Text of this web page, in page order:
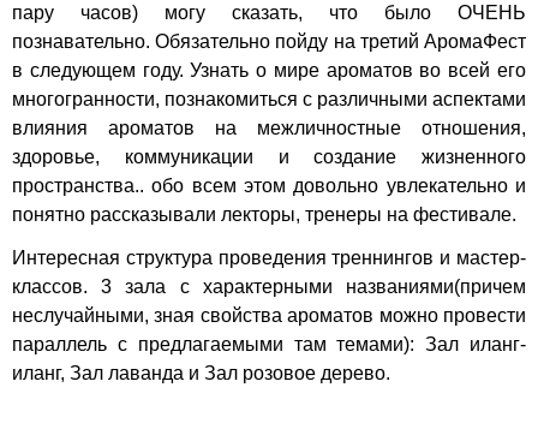
пару часов) могу сказать, что было ОЧЕНЬ
познавательно. Обязательно пойду на третий АромаФест
в следующем году. Узнать о мире ароматов во всей его
многогранности, познакомиться с различными аспектами
влияния ароматов на межличностные отношения,
здоровье, коммуникации и создание жизненного
пространства.. обо всем этом довольно увлекательно и
понятно рассказывали лекторы, тренеры на фестивале.
Интересная структура проведения треннингов и мастер-
классов. 3 зала с характерными названиями(причем
неслучайными, зная свойства ароматов можно провести
параллель с предлагаемыми там темами): Зал иланг-
иланг, Зал лаванда и Зал розовое дерево.